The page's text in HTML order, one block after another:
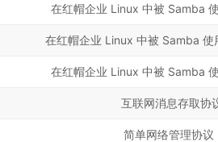
在红帽企业 Linux 中被 Samba
在红帽企业 Linux 中被 Samba 使
在红帽企业 Linux 中被 Samba
互联网消息存取协
简单网络管理协议